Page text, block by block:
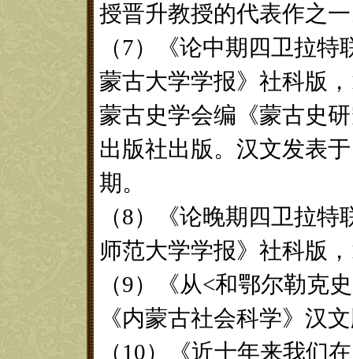
授晋升教授的代表作之
（7）《论中期四卫拉
蒙古大学学报》社科版
蒙古史学会编《蒙古史
出版社出版。汉文发表
期。
（8）《论晚期四卫拉
师范大学学报》社科版
（9）《从<和鄂尔勒克
《内蒙古社会科学》汉
（10）《近十年来我们